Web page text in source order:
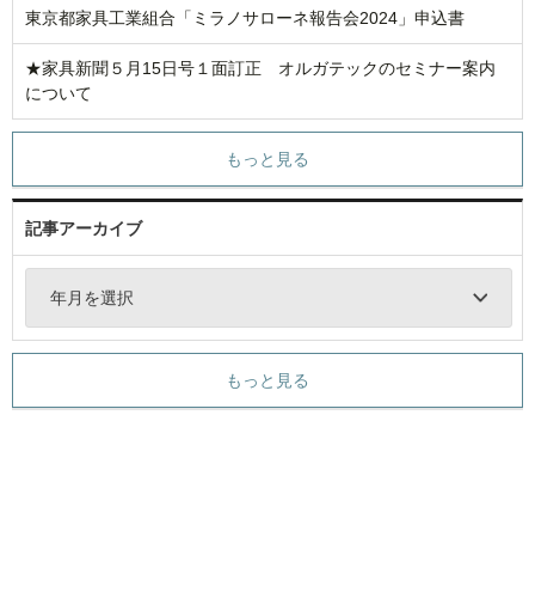
東京都家具工業組合「ミラノサローネ報告会2024」申込書
★家具新聞５月15日号１面訂正 オルガテックのセミナー案内
について
もっと見る
記事アーカイブ
年月を選択
もっと見る